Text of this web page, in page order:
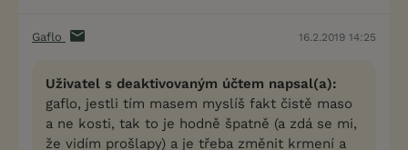
Gaflo 16.2.2019 14:25
Uživatel s deaktivovaným účtem napsal(a):
gaflo, jestli tím masem myslíš fakt čistě maso
a ne kosti, tak to je hodně špatně (a zdá se mi,
že vidím prošlapy) a je třeba změnit krmení a